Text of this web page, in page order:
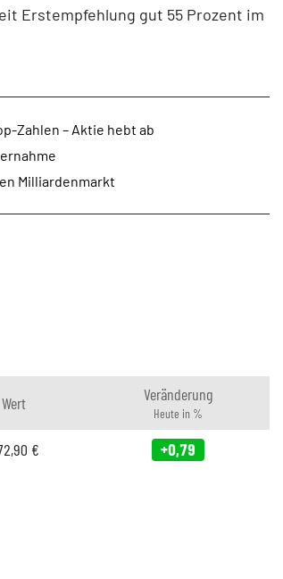
Erstempfehlung gut 55 Prozent im
Zahlen – Aktie hebt ab
Milliardenmarkt
Wert Veränderung
Heute in %
€ +0,79